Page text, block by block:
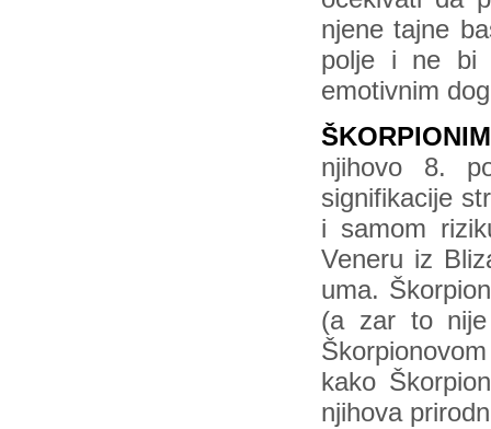
njene tajne
polje i ne bi
emotivnim
njihovo 8.
signifikacije
i samom
Veneru iz
uma.
(a zar to
kako
njihova